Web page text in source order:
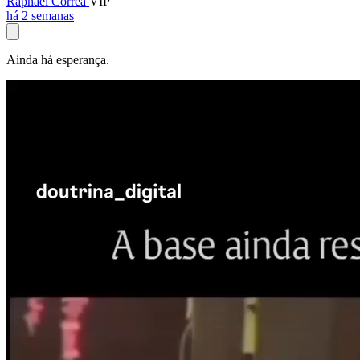
há 2 semanas
Ainda há esperança.